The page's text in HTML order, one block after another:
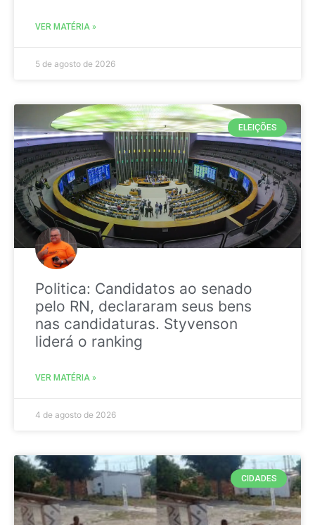
VER MATÉRIA »
5 de agosto de 2026
ELEIÇÕES
Politica: Candidatos ao senado
pelo RN, declararam seus bens
nas candidaturas. Styvenson
liderá o ranking
VER MATÉRIA »
4 de agosto de 2026
CIDADES